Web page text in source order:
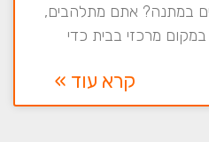
במתנה? אתם מתלהבים,
מרכזי בבית כדי
קרא עוד »